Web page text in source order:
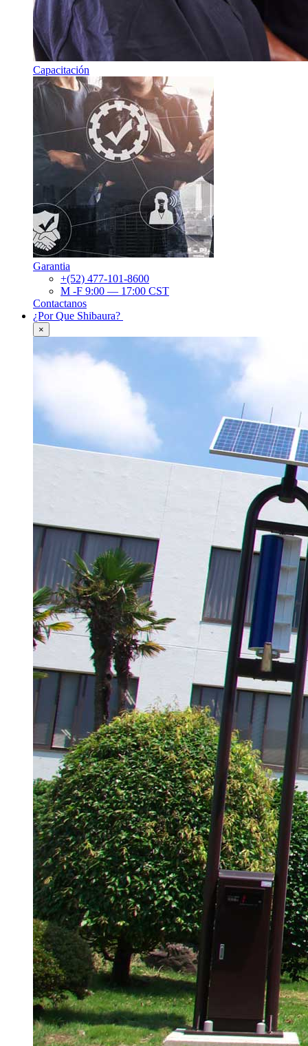
Capacitación
Garantia
+(52) 477-101-8600
M -F 9:00 — 17:00 CST
Contactanos
¿Por Que Shibaura?
×